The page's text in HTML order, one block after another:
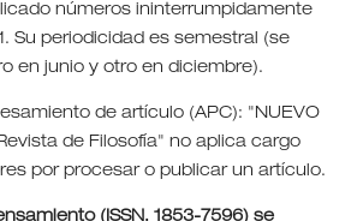
números ininterrumpidamente
Su periodicidad es semestral (se
en junio y otro en diciembre).
de artículo (APC): "NUEVO
de Filosofía" no aplica cargo
por procesar o publicar un artículo.
(ISSN. 1853-7596) se